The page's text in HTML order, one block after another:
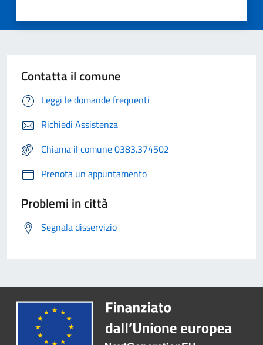
Contatta il comune
Leggi le domande frequenti
Richiedi Assistenza
Chiama il comune 0383.374502
Prenota un appuntamento
Problemi in città
Segnala disservizio